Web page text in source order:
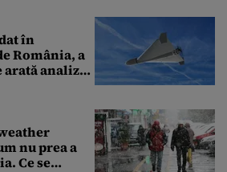
în
România, a
arată analiza
nu prea a
Ce se